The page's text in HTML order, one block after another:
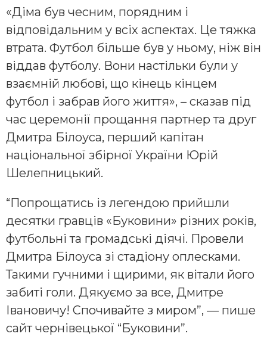
«Діма був чесним, порядним і
відповідальним у всіх аспектах. Це тяжка
втрата. Футбол більше був у ньому, ніж він
віддав футболу. Вони настільки були у
взаємній любові, що кінець кінцем
футбол і забрав його життя», – сказав під
час церемонії прощання партнер та друг
Дмитра Білоуса, перший капітан
національної збірної України Юрій
Шелепницький.
“Попрощатись із легендою прийшли
десятки гравців «Буковини» різних років,
футбольні та громадські діячі. Провели
Дмитра Білоуса зі стадіону оплесками.
Такими гучними і щирими, як вітали його
забиті голи. Дякуємо за все, Дмитре
Івановичу! Спочивайте з миром”, — пише
сайт чернівецької “Буковини”.